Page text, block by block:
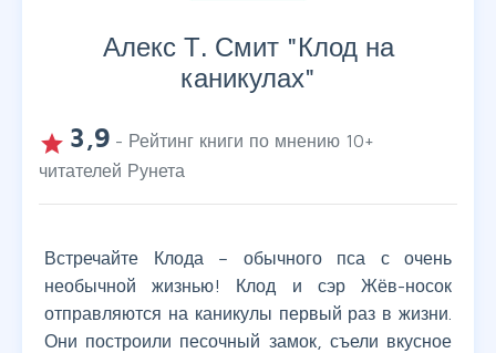
Алекс Т. Смит "Клод на
каникулах"
grade 3,9 - Рейтинг книги по мнению 10+
читателей Рунета
Встречайте Клода – обычного пса с очень
необычной жизнью! Клод и сэр Жёв-носок
отправляются на каникулы первый раз в жизни.
Они построили песочный замок, съели вкусное